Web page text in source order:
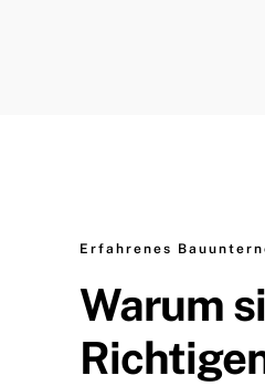
Erfahrenes
Warum